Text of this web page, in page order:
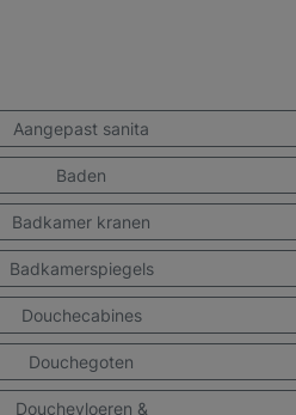
Aangepast sanita
Baden
Badkamer kranen
Badkamerspiegels
Douchecabines
Douchegoten
Douchevloeren &